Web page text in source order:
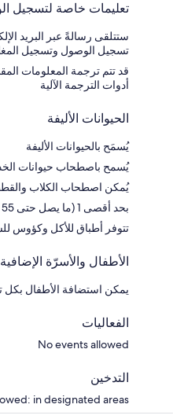
تعليمات خاصة لتسجيل
ستتلقى رسالةً عبر البريد
تسجيل الوصول وتسجيل
قد تتم ترجمة المعلومات
أدوات الترجمة الآلية
الحيوانات الأليفة
يُسمَح بالحيوانات الأليفة
يُسمح باصطحاب حيوانات
يُمكن اصطحاب الكلاب
بحد أقصى 1 (ما يصل حتى 55 كيلو جرامًا لكل حيوان أليف)
تتوفر أطباق للأكل وكؤوس
الأطفال والأسرّة الإضافية
يمكن استضافة الأطفال بكل
الفعاليات
No events allowed
التدخين
in designated areas